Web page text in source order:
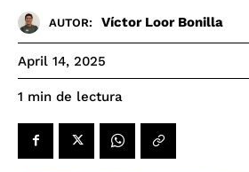
AUTOR: Víctor Loor Bonilla
April 14, 2025
1 min de lectura